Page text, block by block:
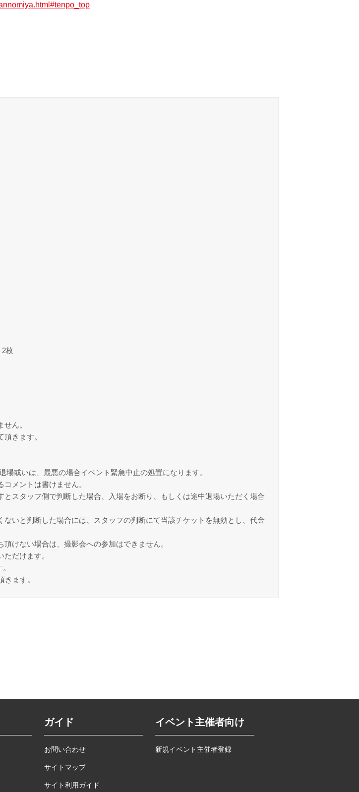
枚
ん。
きます。
或いは、最悪の場合イベント緊急中止の処置になります。
メントは書けません。
スタッフ側で判断した場合、入場をお断り、もしくは途中退場いただく場合
いと判断した場合には、スタッフの判断にて当該チケットを無効とし、代金
けない場合は、撮影会への参加はできません。
だけます。
ます。
ガイド
お問い合わせ
サイトマップ
サイト利用ガイド
イベント主催者向け
新規イベント主催者登録